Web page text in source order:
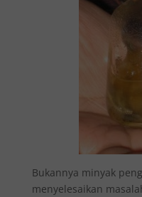
Bukannya minyak
menyelesaikan